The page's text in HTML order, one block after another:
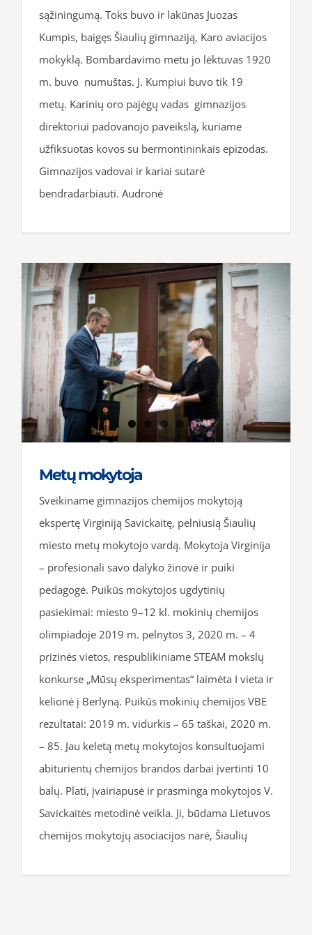
sąžiningumą. Toks buvo ir lakūnas Juozas
Kumpis, baigęs Šiaulių gimnaziją, Karo aviacijos
mokyklą. Bombardavimo metu jo lėktuvas 1920
m. buvo numuštas. J. Kumpiui buvo tik 19
metų. Karinių oro pajėgų vadas gimnazijos
direktoriui padovanojo paveikslą, kuriame
užfiksuotas kovos su bermontininkais epizodas.
Gimnazijos vadovai ir kariai sutarė
bendradarbiauti. Audronė
Metų mokytoja
Sveikiname gimnazijos chemijos mokytoją
ekspertę Virginiją Savickaitę, pelniusią Šiaulių
miesto metų mokytojo vardą. Mokytoja Virginija
– profesionali savo dalyko žinovė ir puiki
pedagogė. Puikūs mokytojos ugdytinių
pasiekimai: miesto 9–12 kl. mokinių chemijos
olimpiadoje 2019 m. pelnytos 3, 2020 m. – 4
prizinės vietos, respublikiniame STEAM mokslų
konkurse „Mūsų eksperimentas“ laimėta I vieta ir
kelionė į Berlyną. Puikūs mokinių chemijos VBE
rezultatai: 2019 m. vidurkis – 65 taškai, 2020 m.
– 85. Jau keletą metų mokytojos konsultuojami
abiturientų chemijos brandos darbai įvertinti 10
balų. Plati, įvairiapusė ir prasminga mokytojos V.
Savickaitės metodinė veikla. Ji, būdama Lietuvos
chemijos mokytojų asociacijos narė, Šiaulių